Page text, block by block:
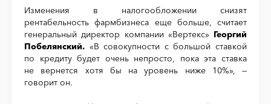
Изменения в налогообложении снизят
рентабельность фармбизнеса еще больше, считает
генеральный директор компании «Вертекс» Георгий
Побелянский. «В совокупности с большой ставкой
по кредиту будет очень непросто, пока эта ставка
не вернется хотя бы на уровень ниже 10%», —
говорит он.